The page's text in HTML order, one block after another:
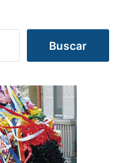
c
a
r
: